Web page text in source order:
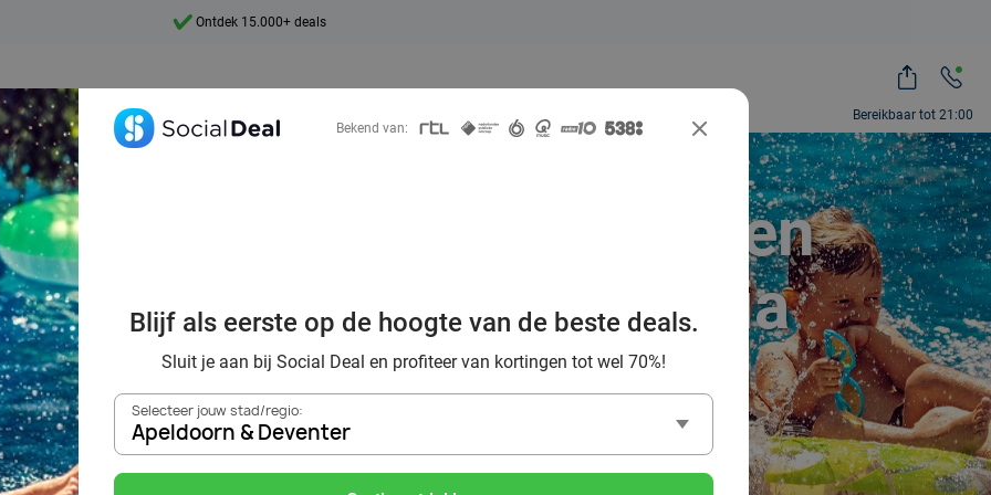
Bereikbaar tot 21:00
Ontdek 15.000+ deals
zwemmen bij zwembaden
Apeldoorn & Deventer via
Social Deal
Bekend van:
Blijf als eerste op de hoogte van de beste deals.
Sluit je aan bij Social Deal en profiteer van kortingen tot wel 70%!
Selecteer jouw stad/regio:
Apeldoorn & Deventer